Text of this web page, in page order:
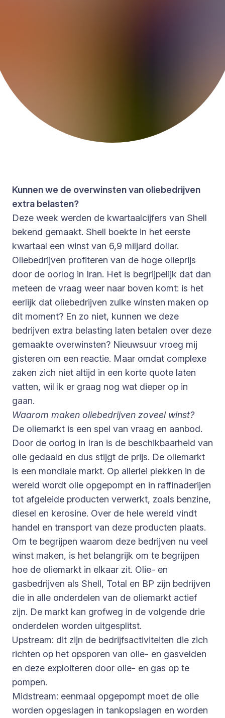
Kunnen we de overwinsten van oliebedrijven
extra belasten?
Deze week werden de kwartaalcijfers van Shell
bekend gemaakt. Shell boekte in het eerste
kwartaal een winst van 6,9 miljard dollar.
Oliebedrijven profiteren van de hoge olieprijs
door de oorlog in Iran. Het is begrijpelijk dat dan
meteen de vraag weer naar boven komt: is het
eerlijk dat oliebedrijven zulke winsten maken op
dit moment? En zo niet, kunnen we deze
bedrijven extra belasting laten betalen over deze
gemaakte overwinsten? Nieuwsuur vroeg mij
gisteren om een reactie. Maar omdat complexe
zaken zich niet altijd in een korte quote laten
vatten, wil ik er graag nog wat dieper op in
gaan.
Waarom maken oliebedrijven zoveel winst?
De oliemarkt is een spel van vraag en aanbod.
Door de oorlog in Iran is de beschikbaarheid van
olie gedaald en dus stijgt de prijs. De oliemarkt
is een mondiale markt. Op allerlei plekken in de
wereld wordt olie opgepompt en in raffinaderijen
tot afgeleide producten verwerkt, zoals benzine,
diesel en kerosine. Over de hele wereld vindt
handel en transport van deze producten plaats.
Om te begrijpen waarom deze bedrijven nu veel
winst maken, is het belangrijk om te begrijpen
hoe de oliemarkt in elkaar zit. Olie- en
gasbedrijven als Shell, Total en BP zijn bedrijven
die in alle onderdelen van de oliemarkt actief
zijn. De markt kan grofweg in de volgende drie
onderdelen worden uitgesplitst.
Upstream: dit zijn de bedrijfsactiviteiten die zich
richten op het opsporen van olie- en gasvelden
en deze exploiteren door olie- en gas op te
pompen.
Midstream: eenmaal opgepompt moet de olie
worden opgeslagen in tankopslagen en worden